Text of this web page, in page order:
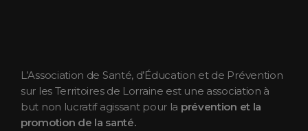
L’Association de Santé, d’Éducation et de Prévention
sur les Territoires de Lorraine est une association à
but non lucratif agissant pour la prévention et la
promotion de la santé.